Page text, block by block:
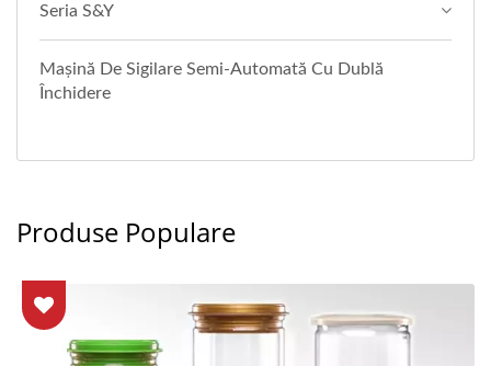
Seria S&Y
Mașină De Sigilare Semi-Automată Cu Dublă
Închidere
Produse Populare